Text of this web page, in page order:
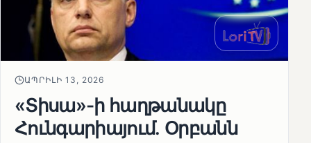
ԱՊՐԻԼԻ 13, 2026
«Տիսա»-ի հաղթանակը
Հունգարիայում․ Օրբանն